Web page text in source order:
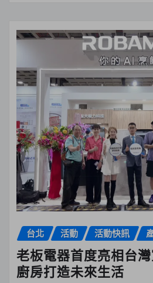
台北 活動 活動快訊
老板電器首度亮相台
廚房打造未來生活